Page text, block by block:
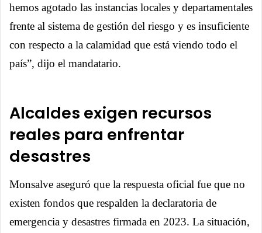
hemos agotado las instancias locales y departamentales
frente al sistema de gestión del riesgo y es insuficiente
con respecto a la calamidad que está viendo todo el
país”, dijo el mandatario.
Alcaldes exigen recursos
reales para enfrentar
desastres
Monsalve aseguró que la respuesta oficial fue que no
existen fondos que respalden la declaratoria de
emergencia y desastres firmada en 2023. La situación,